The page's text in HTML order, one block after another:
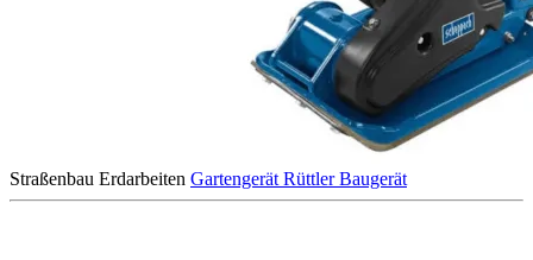
Straßenbau Erdarbeiten GartengerätRüttlerBaugerät